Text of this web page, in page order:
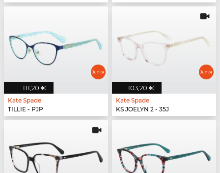
111,20 €
Kate Spade
TILLIE - PJP
103,20 €
Kate Spade
KS JOELYN 2 - 35J